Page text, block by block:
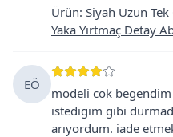
Ürün: Siyah Uzun
Yaka Yırtmaç Detay
EÖ
modeli cok
istedigim gibi
arıyordum. iade